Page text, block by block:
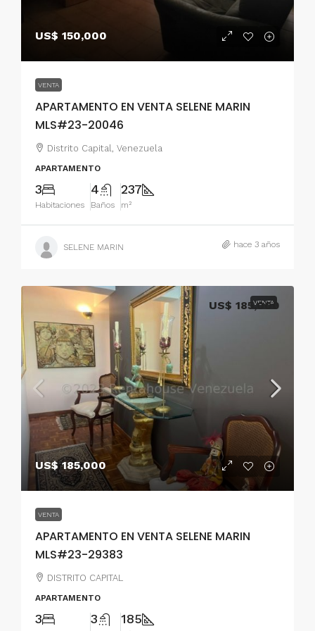
US$ 150,000
VENTA
APARTAMENTO EN VENTA SELENE MARIN
MLS#23-20046
Distrito Capital, Venezuela
APARTAMENTO
3
Habitaciones
4
Baños
237
m²
SELENE MARIN hace 3 años
VENTA
US$ 185,000
VENTA
APARTAMENTO EN VENTA SELENE MARIN
MLS#23-29383
US$ 185,000
DISTRITO CAPITAL
APARTAMENTO
3 3 185